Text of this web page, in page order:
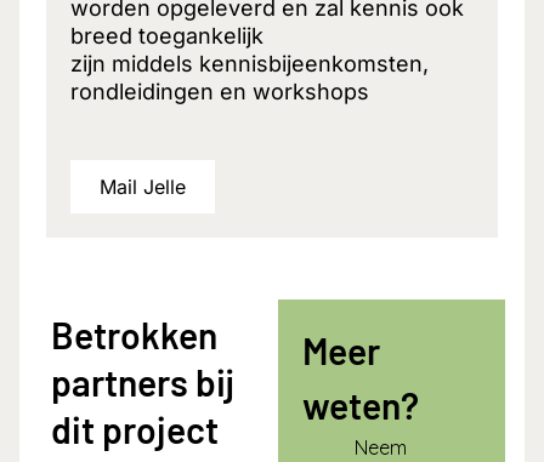
worden opgeleverd en zal kennis ook
breed toegankelijk
zijn middels kennisbijeenkomsten,
rondleidingen en workshops
Mail Jelle
Betrokken
partners bij
dit project
Meer
weten?
Neem